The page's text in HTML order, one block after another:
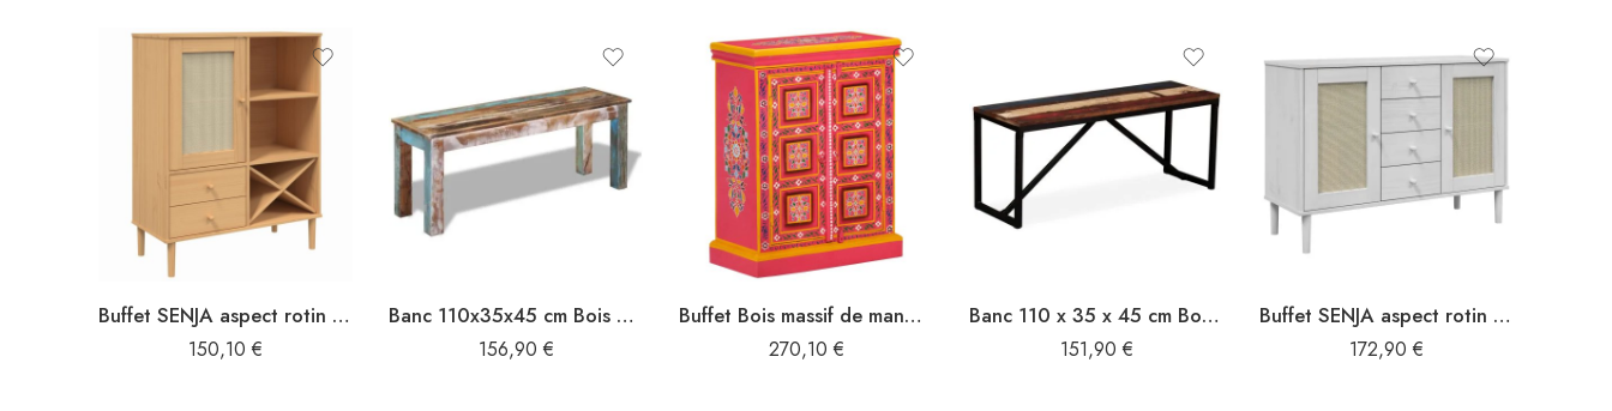
Buffet SENJA aspect rotin marron 90x40x112cm bois massif de pin
150,10 €
Banc 110x35x45 cm Bois de récupération massif
156,90 €
Buffet Bois massif de manguier Peinture rose à la main
270,10 €
Banc 110 x 35 x 45 cm Bois de récupération massif
151,90 €
Buffet SENJA aspect rotin blanc 112x40x80cm bois massif de pin
172,90 €